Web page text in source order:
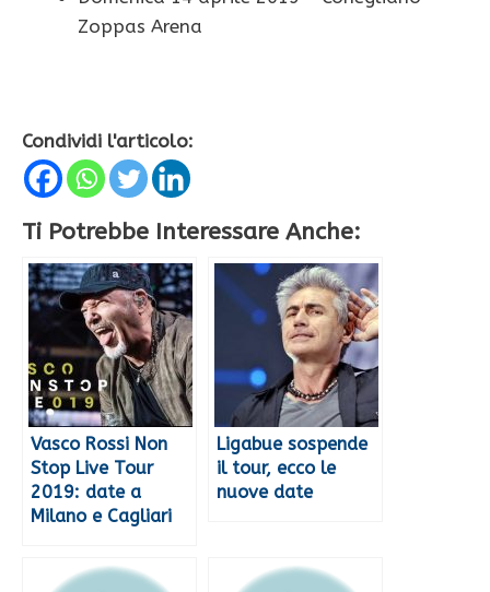
Zoppas Arena
Condividi l'articolo:
Ti Potrebbe Interessare Anche:
Vasco Rossi Non
Stop Live Tour
2019: date a
Milano e Cagliari
Ligabue sospende
il tour, ecco le
nuove date